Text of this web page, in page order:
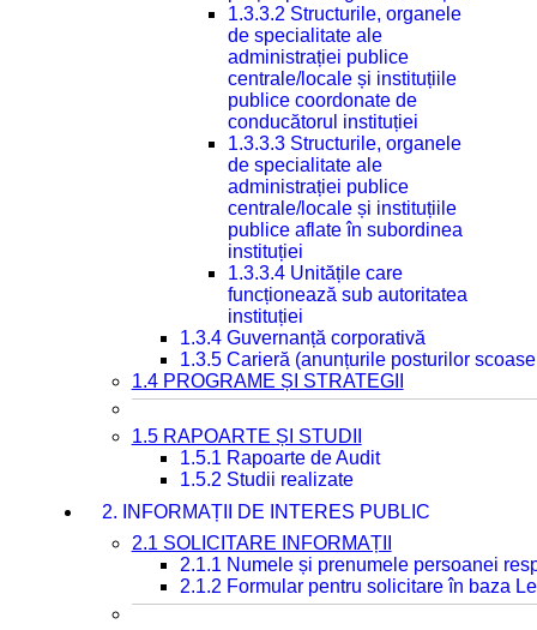
1.3.3.2 Structurile, organele
de specialitate ale
administrației publice
centrale/locale și instituțiile
publice coordonate de
conducătorul instituției
1.3.3.3 Structurile, organele
de specialitate ale
administrației publice
centrale/locale și instituțiile
publice aflate în subordinea
instituției
1.3.3.4 Unitățile care
funcționează sub autoritatea
instituției
1.3.4 Guvernanță corporativă
1.3.5 Carieră (anunțurile posturilor
1.4 PROGRAME ȘI STRATEGII
1.5 RAPOARTE ȘI STUDII
1.5.1 Rapoarte de Audit
1.5.2 Studii realizate
2. INFORMAȚII DE INTERES PUBLIC
2.1 SOLICITARE INFORMAȚII
2.1.1 Numele și prenumele persoanei
2.1.2 Formular pentru solicitare în baza